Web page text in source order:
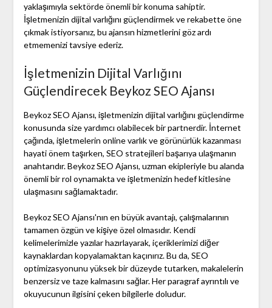
yaklaşımıyla sektörde önemli bir konuma sahiptir.
İşletmenizin dijital varlığını güçlendirmek ve rekabette öne
çıkmak istiyorsanız, bu ajansın hizmetlerini göz ardı
etmemenizi tavsiye ederiz.
İşletmenizin Dijital Varlığını
Güçlendirecek Beykoz SEO Ajansı
Beykoz SEO Ajansı, işletmenizin dijital varlığını güçlendirme
konusunda size yardımcı olabilecek bir partnerdir. İnternet
çağında, işletmelerin online varlık ve görünürlük kazanması
hayati önem taşırken, SEO stratejileri başarıya ulaşmanın
anahtarıdır. Beykoz SEO Ajansı, uzman ekipleriyle bu alanda
önemli bir rol oynamakta ve işletmenizin hedef kitlesine
ulaşmasını sağlamaktadır.
Beykoz SEO Ajansı'nın en büyük avantajı, çalışmalarının
tamamen özgün ve kişiye özel olmasıdır. Kendi
kelimelerimizle yazılar hazırlayarak, içeriklerimizi diğer
kaynaklardan kopyalamaktan kaçınırız. Bu da, SEO
optimizasyonunu yüksek bir düzeyde tutarken, makalelerin
benzersiz ve taze kalmasını sağlar. Her paragraf ayrıntılı ve
okuyucunun ilgisini çeken bilgilerle doludur.